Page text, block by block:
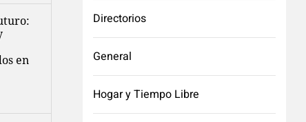
en
Directorios
General
Hogar y Tiempo Libre